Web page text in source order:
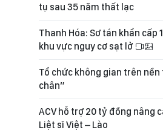
tụ sau 35 năm thất lạc
Thanh Hóa: Sơ tán khẩn cấp
khu vực nguy cơ sạt lở
Tổ chức không gian trên nền
chân”
ACV hỗ trợ 20 tỷ đồng nâng
Liệt sĩ Việt – Lào